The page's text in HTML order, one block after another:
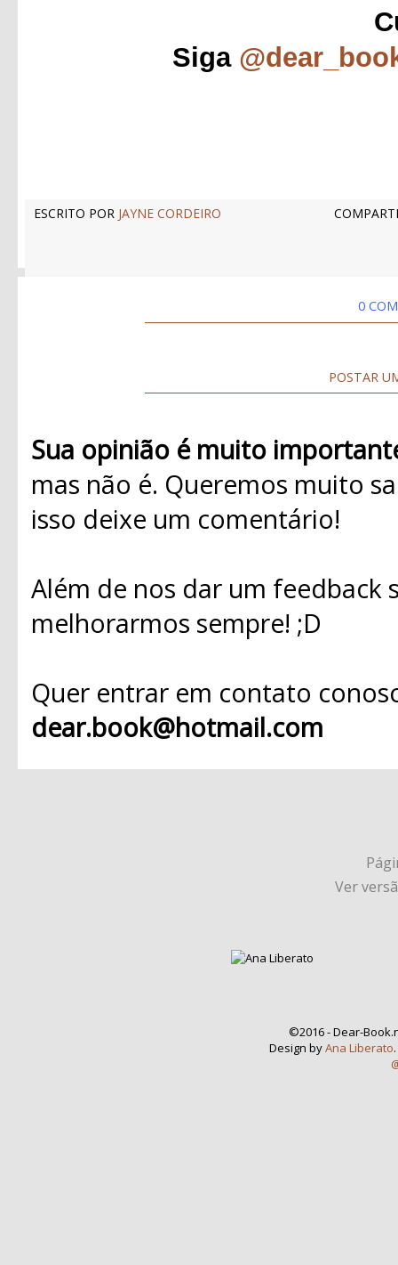
Siga
ESCRITO POR JAYNE CORDEIRO
0
POSTAR
Sua opinião é muito
mas não é. Queremos muito
isso deixe um comentário!
Além de nos dar um
melhorarmos sempre! ;D
Quer entrar em contato
dear.book@hotmail.com
Ver
©2016 - Dear-
Design byAna Liberato